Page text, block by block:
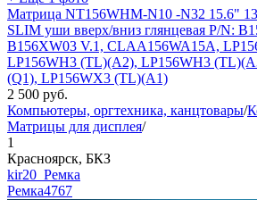
Матрица NT156WHM-N10 -N32 15.6"
SLIM уши вверх/вниз глянцевая P/N:
B156XW03 V.1, CLAA156WA15A,
LP156WH3 (TL)(A2), LP156WH3
(Q1), LP156WX3 (TL)(A1)
2 500 руб.
Компьютеры, оргтехника, канцтовары/
Матрицы для дисплея/
1
Красноярск, БКЗ
kir20_Ремка
Ремка4767